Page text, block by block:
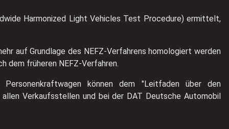
Harmonized Light Vehicles Test Procedure) ermittelt,
auf Grundlage des NEFZ-Verfahrens homologiert werden
dem früheren NEFZ-Verfahren.
können dem "Leitfaden über den
Verkaufsstellen und bei der DAT Deutsche Automobil